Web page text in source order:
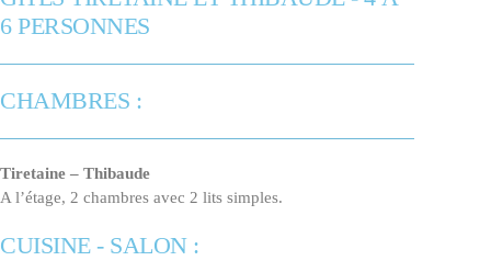
6 PERSONNES
CHAMBRES :
Tiretaine – Thibaude
A l’étage, 2 chambres avec 2 lits simples.
CUISINE - SALON :